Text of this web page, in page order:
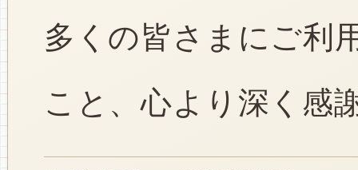
多くの皆さまにご利
こと、心より深く感